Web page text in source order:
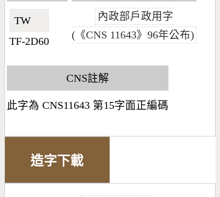
TW🇹🇼
TF-2D60
內政部戶政用字
(《CNS 11643》96年公布)
CNS註解
此字為 CNS11643 第15字面正編碼
造字下載